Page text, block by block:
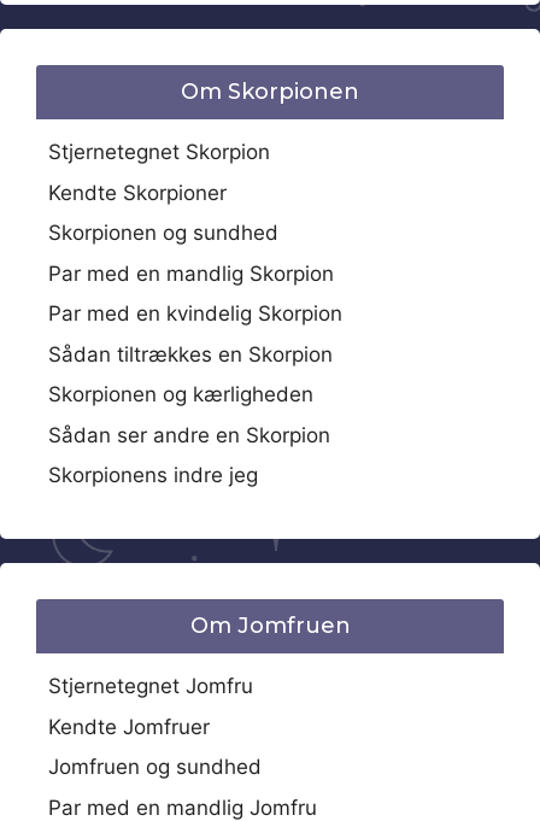
Om Skorpionen
Stjernetegnet Skorpion
Kendte Skorpioner
Skorpionen og sundhed
Par med en mandlig Skorpion
Par med en kvindelig Skorpion
Sådan tiltrækkes en Skorpion
Skorpionen og kærligheden
Sådan ser andre en Skorpion
Skorpionens indre jeg
Om Jomfruen
Stjernetegnet Jomfru
Kendte Jomfruer
Jomfruen og sundhed
Par med en mandlig Jomfru